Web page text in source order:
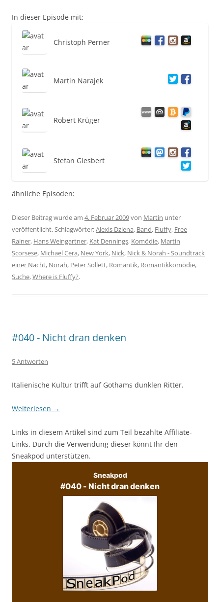
In dieser Episode mit:
Christoph Perner
Martin Narajek
Robert Krüger
Stefan Giesbert
ähnliche Episoden:
Dieser Beitrag wurde am 4. Februar 2009von Martin unter
veröffentlicht. Schlagwörter:Alexis Dziena, Band, Fluffy, Free
Rainer, Hans Weingartner, Kat Dennings, Komödie, Martin
Scorsese, Michael Cera, New York, Nick, Nick & Norah - Soundtrack
einer Nacht, Norah, Peter Sollett, Romantik, Romantikkomödie,
Suche,Where is Fluffy?.
#040 - Nicht dran denken
5 Antworten
Italienische Kultur trifft auf Gothams dunklen Ritter.
Weiterlesen →
Links in diesem Artikel sind zum Teil bezahlte Affiliate-
Links. Durch die Verwendung dieser könnt Ihr den
Sneakpod unterstützen.